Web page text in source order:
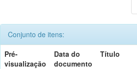
Conjunto de itens:
Pré-
visualização
Data do
documento
Título